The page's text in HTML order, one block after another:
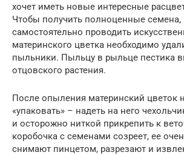
хочет иметь новые интересные
Чтобы получить полноценные семена,
самостоятельно проводить
материнского цветка необходимо
пыльники. Пыльцу в рыльце пестика
отцовского растения.
После опыления материнский цветок
«упаковать» – надеть на него
и осторожно ниткой прикрепить к
коробочка с семенами созреет, ее
снимают пинцетом, разрезают и